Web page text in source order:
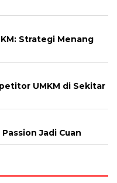
Strategi Menang
UMKM di Sekitar
Jadi Cuan